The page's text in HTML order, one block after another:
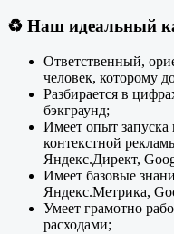
♻️ Наш идеальный
Ответственный,
человек, которому
Разбирается в
бэкграунд;
Имеет опыт запуска
контекстной
Яндекс.Директ,
Имеет базовые
Яндекс.Метрика,
Умеет грамотно
расходами;